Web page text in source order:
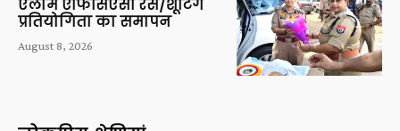
एलार्म एफिसिएंसी रेस/शूटिंग
प्रतियोगिता का समापन
August 8, 2026